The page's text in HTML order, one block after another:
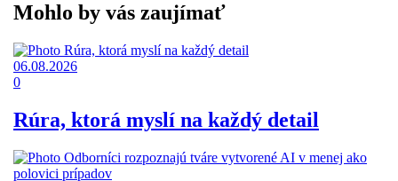
Mohlo by vás zaujímať
06.08.2026
0
Rúra, ktorá myslí na každý detail